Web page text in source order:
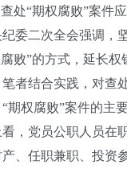
“期权腐败”案件应
二次全会强调，坚
败”的方式，延长
者结合实践，对查
“期权腐败”案件的主
，党员公职人员在
、任职兼职、投资